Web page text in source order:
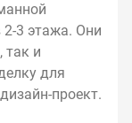
2-3 этажа. Они
так и
для
проект.